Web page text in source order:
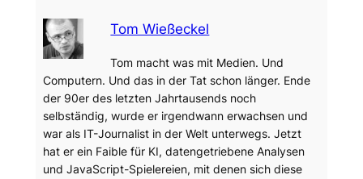
Tom Wießeckel
Tom macht was mit Medien. Und
Computern. Und das in der Tat schon länger. Ende
der 90er des letzten Jahrtausends noch
selbständig, wurde er irgendwann erwachsen und
war als IT-Journalist in der Welt unterwegs. Jetzt
hat er ein Faible für KI, datengetriebene Analysen
und JavaScript-Spielereien, mit denen sich diese